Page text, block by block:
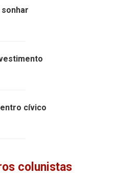
cívico
colunistas